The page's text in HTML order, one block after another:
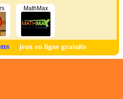
MathMax
jeux en ligne gratuits